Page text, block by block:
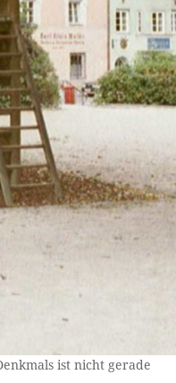
ist nicht gerade